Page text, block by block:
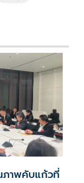
าพคับแก้วที่